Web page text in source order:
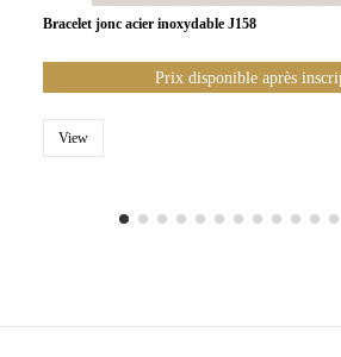
Bracelet jonc acier inoxydable J158
Prix disponible après
View